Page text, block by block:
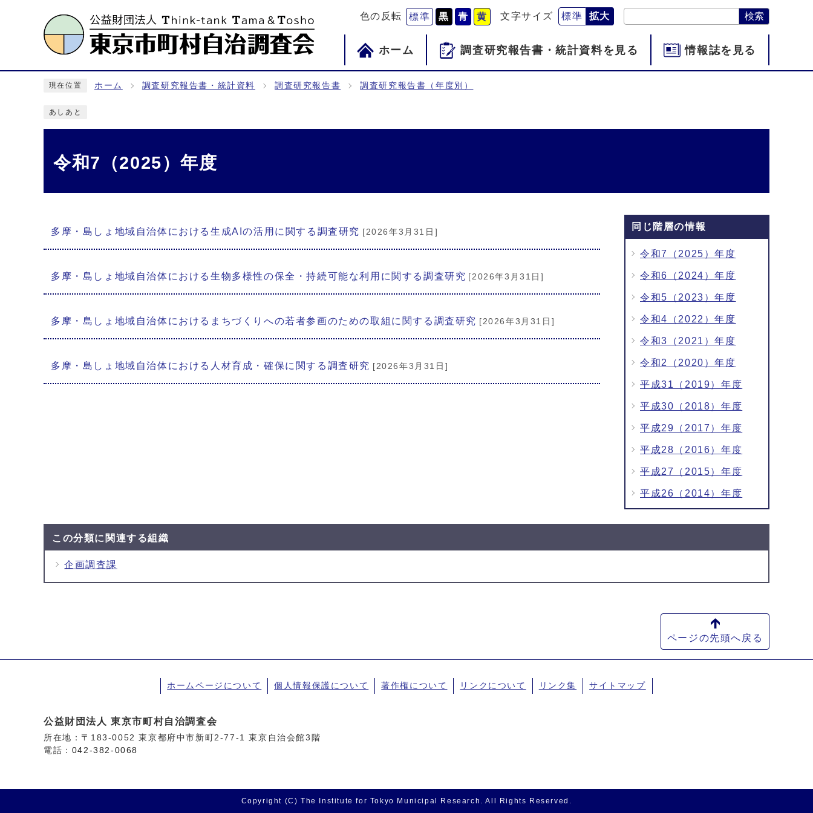
色の反転 標準 黒 青 黄 文字サイズ 標準 拡大 検索
ホーム 調査研究報告書・統計資料を見る 情報誌を見る
現在位置 ホーム 調査研究報告書・統計資料 調査研究報告書 調査研究報告書（年度別）
あしあと
令和7（2025）年度
メインメニュー
多摩・島しょ地域自治体における生成AIの活用に関する調査研究 [2026年3月31日]
多摩・島しょ地域自治体における生物多様性の保全・持続可能な利用に関する調査研究 [2026年3月31日]
多摩・島しょ地域自治体におけるまちづくりへの若者参画のための取組に関する調査研究 [2026年3月31日]
多摩・島しょ地域自治体における人材育成・確保に関する調査研究 [2026年3月31日]
同じ階層の情報
令和7（2025）年度
令和6（2024）年度
令和5（2023）年度
令和4（2022）年度
令和3（2021）年度
令和2（2020）年度
平成31（2019）年度
平成30（2018）年度
平成29（2017）年度
平成28（2016）年度
平成27（2015）年度
平成26（2014）年度
この分類に関連する組織
企画調査課
ページの先頭へ戻る
ホームページについて 個人情報保護について 著作権について リンクについて リンク集 サイトマップ
公益財団法人 東京市町村自治調査会
所在地：〒183-0052 東京都府中市新町2-77-1 東京自治会館3階
電話： 042-382-0068
Copyright (C) The Institute for Tokyo Municipal Research. All Rights Reserved.